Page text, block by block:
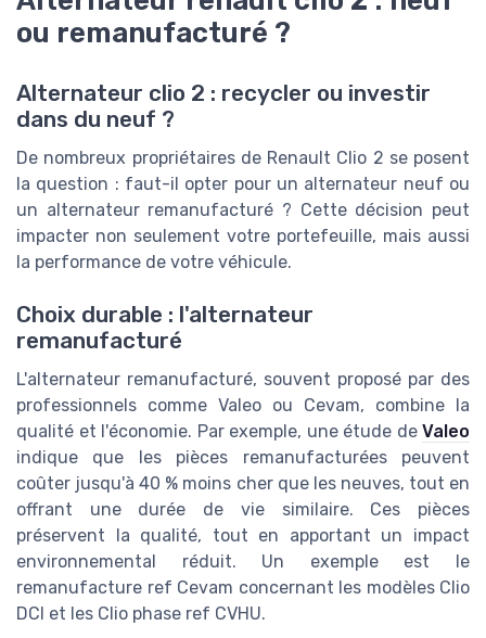
ou remanufacturé ?
Alternateur clio 2 : recycler ou investir
dans du neuf ?
De nombreux propriétaires de Renault Clio 2 se posent
la question : faut-il opter pour un alternateur neuf ou
un alternateur remanufacturé ? Cette décision peut
impacter non seulement votre portefeuille, mais aussi
la performance de votre véhicule.
Choix durable : l'alternateur
remanufacturé
L'alternateur remanufacturé, souvent proposé par des
professionnels comme Valeo ou Cevam, combine la
qualité et l'économie. Par exemple, une étude de Valeo
indique que les pièces remanufacturées peuvent
coûter jusqu'à 40 % moins cher que les neuves, tout en
offrant une durée de vie similaire. Ces pièces
préservent la qualité, tout en apportant un impact
environnemental réduit. Un exemple est le
remanufacture ref Cevam concernant les modèles Clio
DCI et les Clio phase ref CVHU.